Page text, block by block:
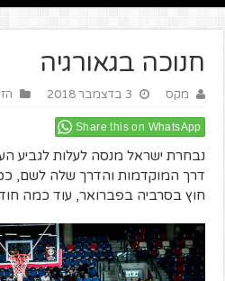
חנוכה בגאורגיה
מקס 3 בדצמבר 2018
Share this on WhatsApp
נבחרת ישראל מנסה לעלות לגביע
דרך המוקדמות והדרך שלה לשם,
חוץ בסרביה בפברואר, עוד כמה